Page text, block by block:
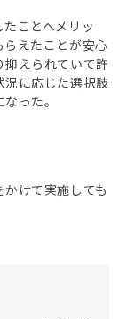
ことへメリッ
らえたことが安心
えられていて許
に応じた選択肢
った。
けて実施しても